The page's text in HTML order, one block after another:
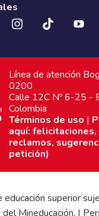
Línea de atención
0200
Calle 12C Nº 6-25 -
Colombia
Términos de uso |
aquí: felicitaciones,
reclamos,
petición)
educación superior
del Mineducación. |